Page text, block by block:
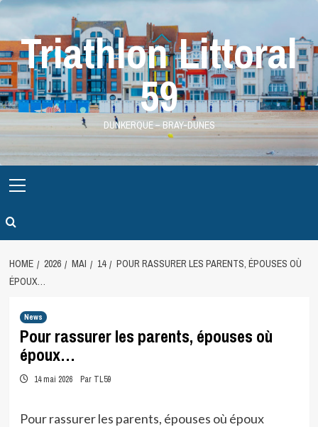
Skip
contentTriathlon Littoral
59
DUNKERQUE – BRAY-DUNES
Menu
HOME 2026 MAI 14
POUR RASSURER LES PARENTS, ÉPOUSES OÙ
ÉPOUX…
News
Pour rassurer les parents, épouses où
époux…
14 mai 2026 Par TL59
Pour rassurer les parents, épouses où époux